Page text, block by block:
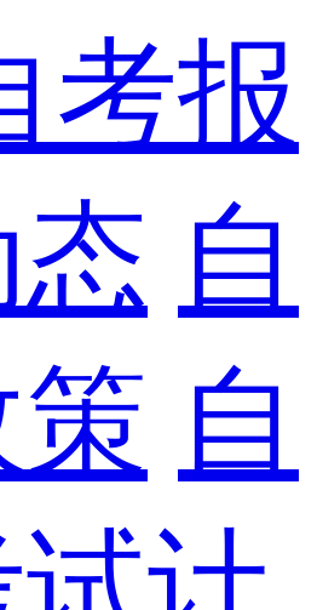
考报
自
自